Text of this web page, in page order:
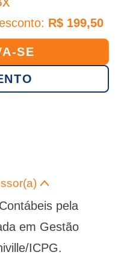
R$ 199,50
SE
pela
em Gestão
ICPG.